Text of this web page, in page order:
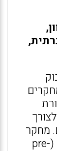
מחקר
זה עשה שימוש במערך "לפני-אחרי" (pre-